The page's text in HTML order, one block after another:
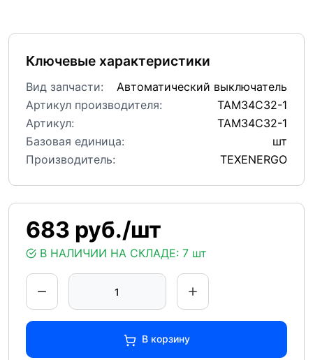
683 руб./шт
В НАЛИЧИИ НА СКЛАДЕ: 7 шт
В корзину
Ключевые характеристики
Вид запчасти:
Автоматический выключатель
Артикул производителя:
TAM34C32-1
Артикул:
TAM34C32-1
Базовая единица:
шт
Производитель:
TEXENERGO